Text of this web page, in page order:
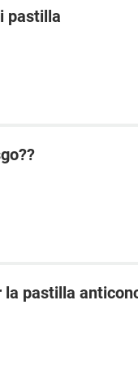
pastilla
la pastilla